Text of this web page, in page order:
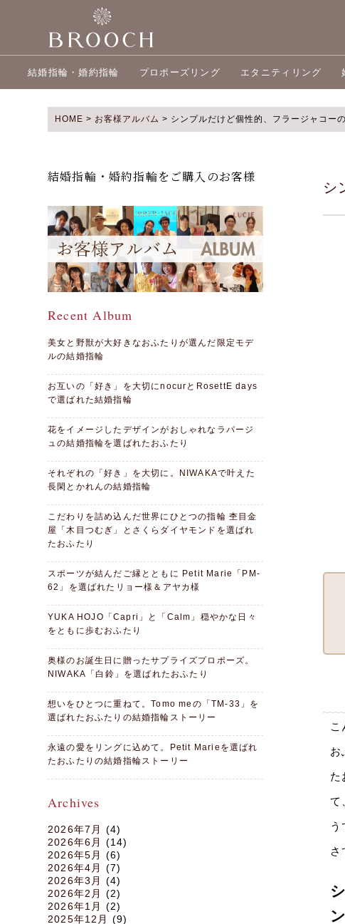
結婚指輪・婚約指輪 プロポーズリング エタニティリング
HOME > お客様アルバム > シンプルだけど個性的、フラージャコー
結婚指輪・婚約指輪をご購入のお客様
Recent Album
美女と野獣が大好きなおふたりが選んだ限定モデ
ルの結婚指輪
お互いの「好き」を大切にnocurとRosettE days
で選ばれた結婚指輪
花をイメージしたデザインがおしゃれなラパージ
ュの結婚指輪を選ばれたおふたり
それぞれの「好き」を大切に。NIWAKAで叶えた
長閑とかれんの結婚指輪
こだわりを詰め込んだ世界にひとつの指輪 杢目金
屋「木目つむぎ」とさくらダイヤモンドを選ばれ
たおふたり
スポーツが結んだご縁とともに Petit Marie「PM-
62」を選ばれたリョー様＆アヤカ様
YUKA HOJO「Capri」と「Calm」穏やかな日々
をともに歩むおふたり
奥様のお誕生日に贈ったサプライズプロポーズ。
NIWAKA「白鈴」を選ばれたおふたり
想いをひとつに重ねて。Tomo meの「TM-33」を
選ばれたおふたりの結婚指輪ストーリー
永遠の愛をリングに込めて。Petit Marieを選ばれ
たおふたりの結婚指輪ストーリー
Archives
2026年7月
(4)
2026年6月
(14)
2026年5月
(6)
2026年4月
(7)
2026年3月
(4)
2026年2月
(2)
2026年1月
(2)
2025年12月
(9)
シ
こ
お
た
て
う
さ